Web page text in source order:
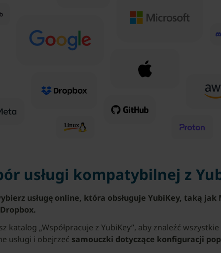
usługi kompatybilnej z
usługę online, która obsługuje YubiKey, taką jak
katalog „Współpracuje z YubiKey”, aby znaleźć wszystkie
usługi i obejrzeć samouczki dotyczące konfiguracji